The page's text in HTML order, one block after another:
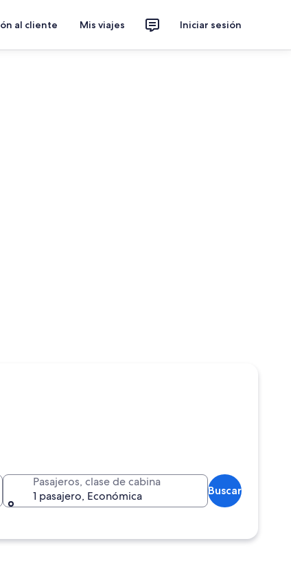
al cliente Mis viajes Iniciar sesión
Pasajeros, clase de cabina
1 pasajero, Económica
Buscar